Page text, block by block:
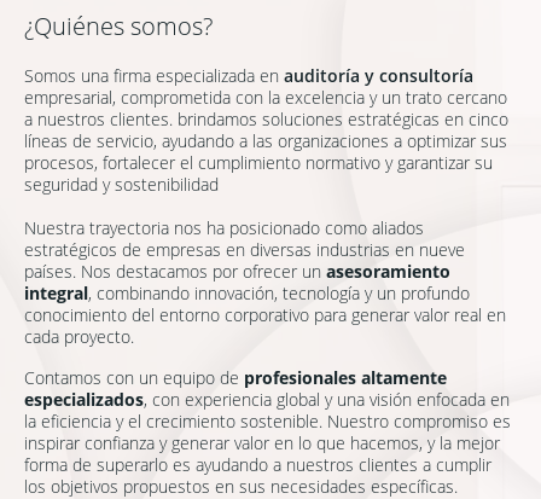
¿Quiénes somos?
Somos una firma especializada en auditoría y consultoría
empresarial, comprometida con la excelencia y un trato cercano
a nuestros clientes. brindamos soluciones estratégicas en cinco
líneas de servicio, ayudando a las organizaciones a optimizar sus
procesos, fortalecer el cumplimiento normativo y garantizar su
seguridad y sostenibilidad
Nuestra trayectoria nos ha posicionado como aliados
estratégicos de empresas en diversas industrias en nueve
países. Nos destacamos por ofrecer un asesoramiento
integral, combinando innovación, tecnología y un profundo
conocimiento del entorno corporativo para generar valor real en
cada proyecto.
Contamos con un equipo de profesionales altamente
especializados, con experiencia global y una visión enfocada en
la eficiencia y el crecimiento sostenible. Nuestro compromiso es
inspirar confianza y generar valor en lo que hacemos, y la mejor
forma de superarlo es ayudando a nuestros clientes a cumplir
los objetivos propuestos en sus necesidades específicas.